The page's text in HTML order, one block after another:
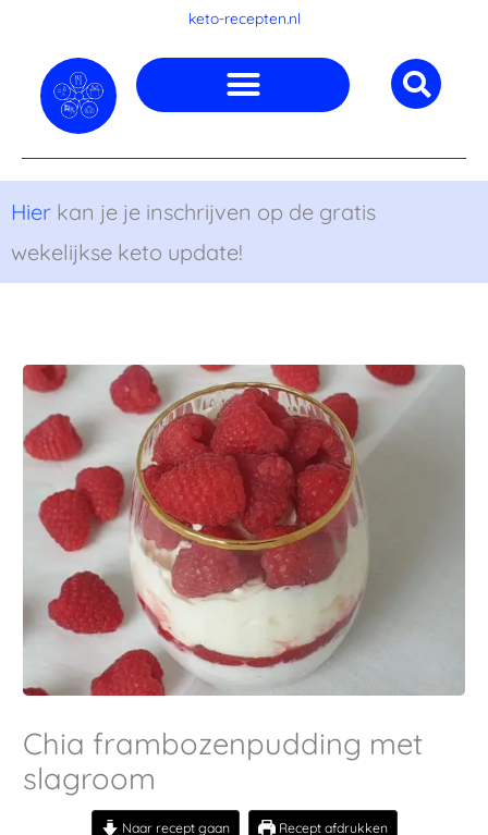
inhoud
keto-recepten.nl
Hier kan je je inschrijven op de gratis
wekelijkse keto update!
Chia frambozenpudding met
slagroom
Naar recept gaan Recept afdrukken